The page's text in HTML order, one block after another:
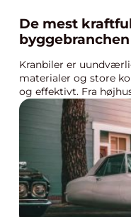
De mest
byggebranchen
Kranbiler er
materialer og store
og effektivt. Fra